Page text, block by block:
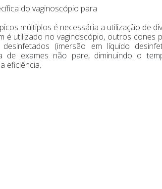
do vaginoscópio para
múltiplos é necessária a utilização de
é utilizado no vaginoscópio, outros cones
(imersão em líquido
de exames não pare, diminuindo o
eficiência.